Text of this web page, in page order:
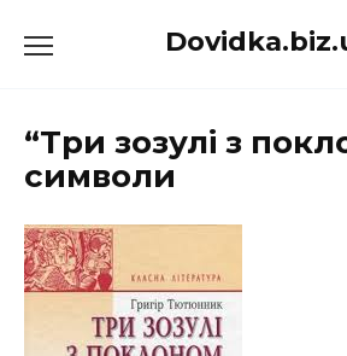
до
“Три зозулі з
символи